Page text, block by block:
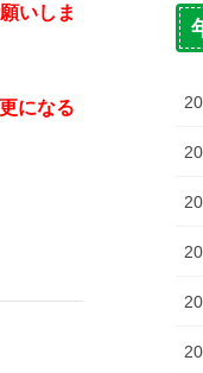
いしま
になる